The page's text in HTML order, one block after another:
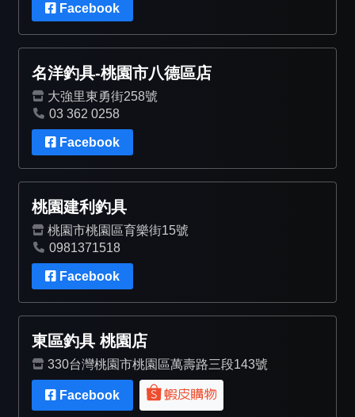
Facebook
名洋釣具-桃園市八德區店
大強里東勇街258號
03 362 0258
Facebook
桃園建利釣具
桃園市桃園區育樂街15號
0981371518
Facebook
東區釣具 桃園店
330台灣桃園市桃園區萬壽路三段143號
Facebook